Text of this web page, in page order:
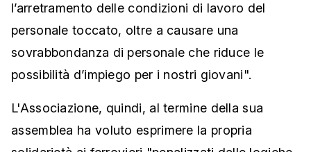
l’arretramento delle condizioni di lavoro del
personale toccato, oltre a causare una
sovrabbondanza di personale che riduce le
possibilità d’impiego per i nostri giovani".
L'Associazione, quindi, al termine della sua
assemblea ha voluto esprimere la propria